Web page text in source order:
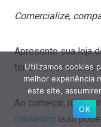
Comercialize,
Apresente sua loja
ter a melhor
Ao começar, não
marketing isso
Utilizamos cookies
melhor experiência
este site,
OK